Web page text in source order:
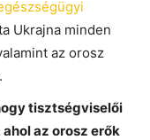
Ukrajna minden
az orosz
tisztségviselői
az orosz erők